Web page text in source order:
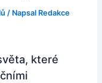
/ Napsal Redakce
které